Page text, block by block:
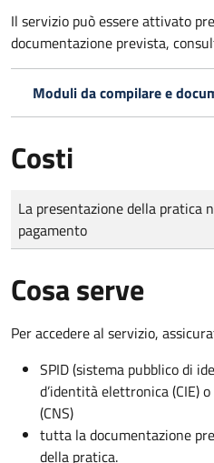
Il servizio può essere attivato
documentazione prevista,
Moduli da compilare e
Costi
Tipo di pagamento
Importo
La presentazione della pratica
pagamento
Cosa serve
Per accedere al servizio,
SPID (sistema pubblico di
d’identità elettronica (CIE)
(CNS)
tutta la documentazione
della pratica.